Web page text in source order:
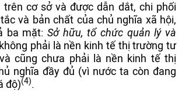
cơ sở và được dẫn dắt, chi phối
và bản chất của chủ nghĩa xã hội,
ba mặt: Sở hữu, tổ chức quản lý và
phải là nền kinh tế thị trường tư
cũng chưa phải là nền kinh tế thị
nghĩa đầy đủ (vì nước ta còn đang
độ)(4).